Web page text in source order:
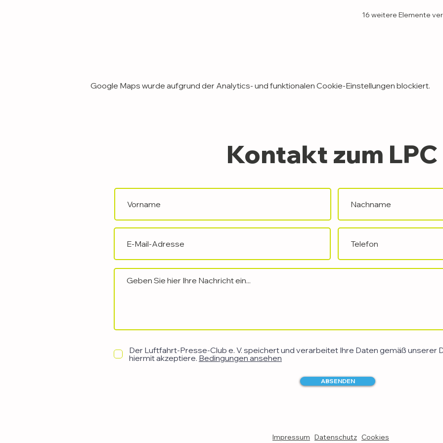
16 weitere Elemente
Google Maps wurde aufgrund der Analytics- und funktionalen Cookie-Einstellungen blockiert.
Kontakt zum LPC
Der Luftfahrt-Presse-Club e. V. speichert und verarbeitet Ihre Daten gemäß unserer
hiermit akzeptiere. Bedingungen ansehen
ABSENDEN
Impressum Datenschutz Cookies